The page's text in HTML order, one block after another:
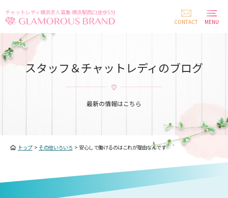
チャットレディ横浜求人募集 横浜駅西口徒歩5分
CONTACT
MENU
スタッフ＆チャットレディのブログ
最新の情報はこちら
トップ> その他いろいろ > 安心して働けるのはこれが理由なんです＾＾